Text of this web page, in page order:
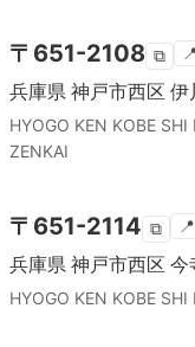
〒 651-2108 ⧉
兵庫県 神戸市西区 伊
HYOGO KEN KOBE SHI
ZENKAI
〒 651-2114 ⧉ 📍
兵庫県 神戸市西区 今
HYOGO KEN KOBE SHI